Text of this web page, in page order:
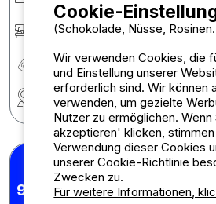
Rezeption
Preis-Leistungs-Verhältnis
Region
9,29 /10
Elise K.
Veröffentlicht am 05.08.2026
pro Aufenthalt : 01/08/2026 -
02/08/2026
Cookie-
(Schokolade, Nüsse,
Wir verwenden Cookies, die
und Einstellung unserer
erforderlich sind. Wir können
verwenden, um gezielte
Nutzer zu ermöglichen. Wenn
akzeptieren' klicken,
Verwendung dieser Cookies
unserer Cookie-Richtlinie
Zwecken zu.
Für weitere Informationen,